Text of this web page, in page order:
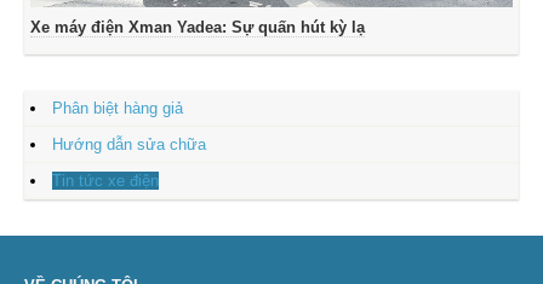
Xe máy điện Xman Yadea: Sự quấn hút kỳ lạ
Phân biệt hàng giả
Hướng dẫn sửa chữa
Tin tức xe điện